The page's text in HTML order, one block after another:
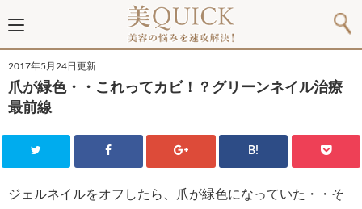
2017年5月24日更新
爪が緑色・・これってカビ！？グリーンネイル治療
最前線
B!
ジェルネイルをオフしたら、爪が緑色になっていた・・そ